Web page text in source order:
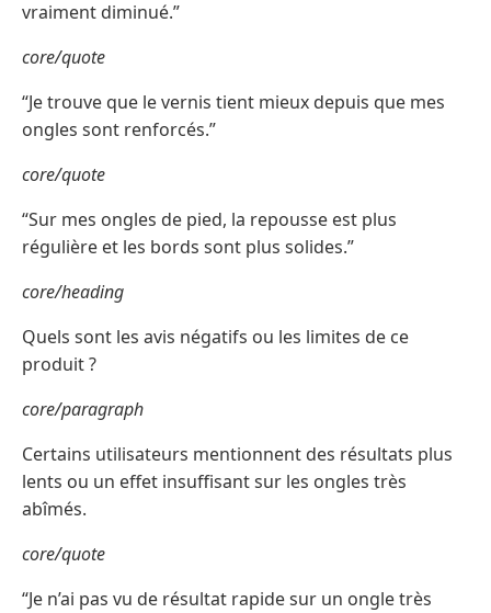
vraiment diminué.”
core/quote
“Je trouve que le vernis tient mieux depuis que mes
ongles sont renforcés.”
core/quote
“Sur mes ongles de pied, la repousse est plus
régulière et les bords sont plus solides.”
core/heading
Quels sont les avis négatifs ou les limites de ce
produit ?
core/paragraph
Certains utilisateurs mentionnent des résultats plus
lents ou un effet insuffisant sur les ongles très
abîmés.
core/quote
“Je n’ai pas vu de résultat rapide sur un ongle très